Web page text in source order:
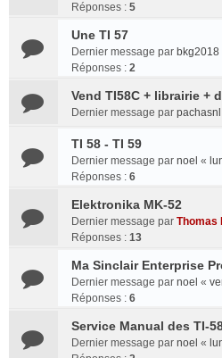
Réponses : 5
Une TI 57
Dernier message par bkg2018
Réponses : 2
Vend TI58C + librairie +
Dernier message par pachasnl
TI 58 - TI 59
Dernier message par noel «
Réponses : 6
Elektronika MK-52
Dernier message par Thomas
Réponses : 13
Ma Sinclair Enterprise
Dernier message par noel «
Réponses : 6
Service Manual des TI-
Dernier message par noel «